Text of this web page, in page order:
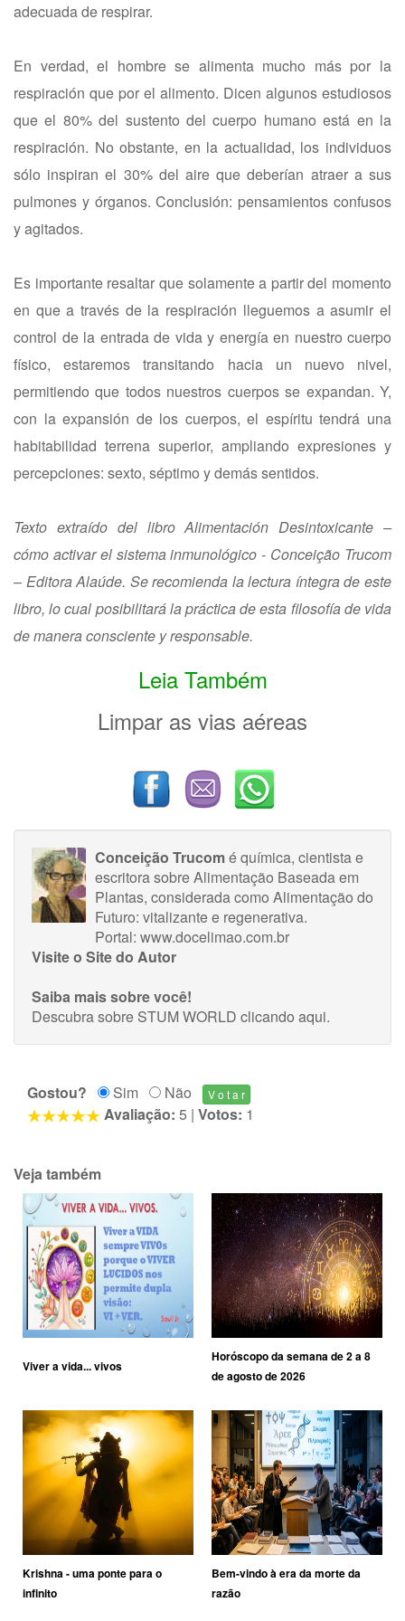
adecuada de respirar.
En verdad, el hombre se alimenta mucho más por la
respiración que por el alimento. Dicen algunos estudiosos
que el 80% del sustento del cuerpo humano está en la
respiración. No obstante, en la actualidad, los individuos
sólo inspiran el 30% del aire que deberían atraer a sus
pulmones y órganos. Conclusión: pensamientos confusos
y agitados.
Es importante resaltar que solamente a partir del momento
en que a través de la respiración lleguemos a asumir el
control de la entrada de vida y energía en nuestro cuerpo
físico, estaremos transitando hacia un nuevo nivel,
permitiendo que todos nuestros cuerpos se expandan. Y,
con la expansión de los cuerpos, el espíritu tendrá una
habitabilidad terrena superior, ampliando expresiones y
percepciones: sexto, séptimo y demás sentidos.
Texto extraído del libro Alimentación Desintoxicante –
cómo activar el sistema inmunológico - Conceição Trucom
– Editora Alaúde. Se recomienda la lectura íntegra de este
libro, lo cual posibilitará la práctica de esta filosofía de vida
de manera consciente y responsable.
Leia Também
Limpar as vias aéreas
Conceição Trucomé química, cientista e
escritora sobre Alimentação Baseada em
Plantas, considerada como Alimentação do
Futuro: vitalizante e regenerativa.
Portal: www.docelimao.com.br
Visite o Site do Autor
Saiba mais sobre você!
Descubra sobre STUM WORLD clicando aqui.
Gostou? Sim
Não
Avaliação: 5 | Votos: 1
Veja também
Viver a vida... vivos
Horóscopo da semana de 2 a 8
de agosto de 2026
Krishna - uma ponte para o
infinito
Bem-vindo à era da morte da
razão